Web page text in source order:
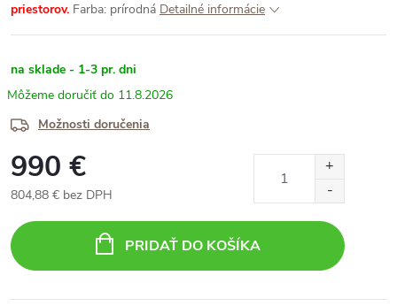
priestorov. Farba: prírodná Detailné informácie
na sklade - 1-3 pr. dni
11.8.2026
Možnosti doručenia
990 €
804,88 € bez DPH
cena:
PRIDAŤ DO KOŠÍKA